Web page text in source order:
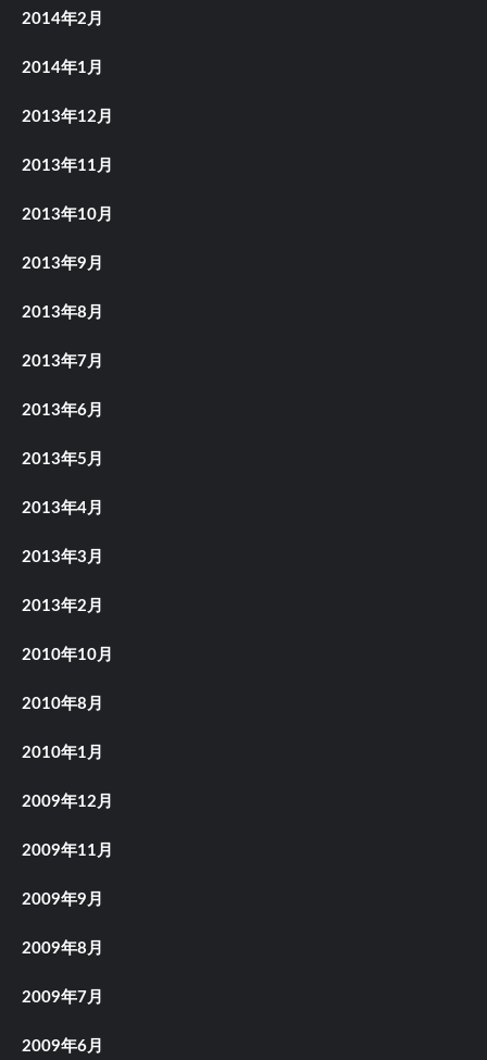
2014年2月
2014年1月
2013年12月
2013年11月
2013年10月
2013年9月
2013年8月
2013年7月
2013年6月
2013年5月
2013年4月
2013年3月
2013年2月
2010年10月
2010年8月
2010年1月
2009年12月
2009年11月
2009年9月
2009年8月
2009年7月
2009年6月